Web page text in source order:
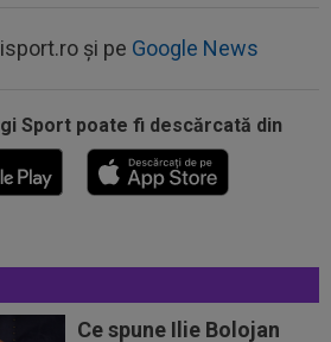
și pe Google News
Sport poate fi descărcată din
Ce spune Ilie Bolojan
a răbufnit după ce FCSB a
pe ”cel mai bun...
a intrat pe teren...
Cristea a vorbit despre
"Are de suferit"